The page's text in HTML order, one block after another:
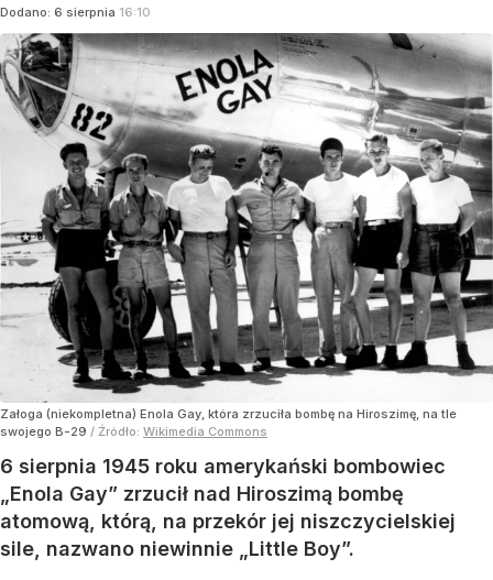
Dodano: 6 sierpnia 16:10
Załoga (niekompletna) Enola Gay, która zrzuciła bombę na Hiroszimę, na tle
swojego B-29 / Źródło: Wikimedia Commons
6 sierpnia 1945 roku amerykański bombowiec
„Enola Gay” zrzucił nad Hiroszimą bombę
atomową, którą, na przekór jej niszczycielskiej
sile, nazwano niewinnie „Little Boy”.